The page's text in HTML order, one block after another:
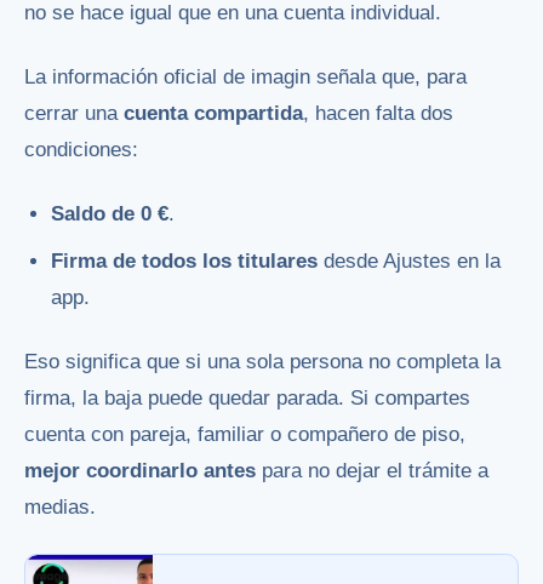
no se hace igual que en una cuenta individual.
La información oficial de imagin señala que, para
cerrar una cuenta compartida, hacen falta dos
condiciones:
Saldo de 0 €.
Firma de todos los titulares desde Ajustes en la
app.
Eso significa que si una sola persona no completa la
firma, la baja puede quedar parada. Si compartes
cuenta con pareja, familiar o compañero de piso,
mejor coordinarlo antes para no dejar el trámite a
medias.